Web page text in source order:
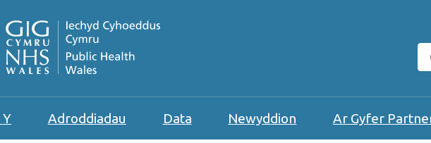
Y Adroddiadau Data Newyddion Ar Gyfer